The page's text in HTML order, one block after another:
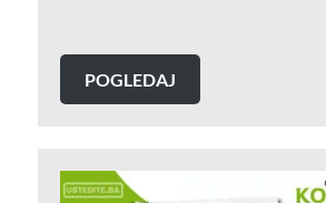
POGLEDAJ